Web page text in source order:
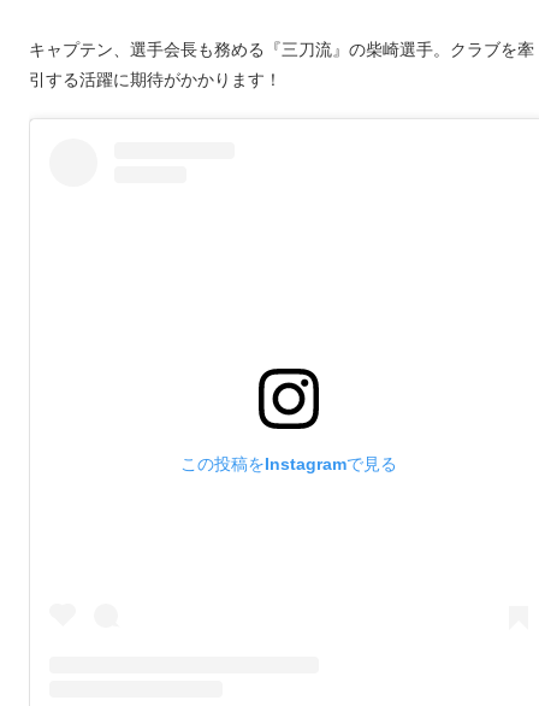
キャプテン、選手会長も務める『三刀流』の柴崎選手。クラブを牽
引する活躍に期待がかかります！
この投稿をInstagramで見る